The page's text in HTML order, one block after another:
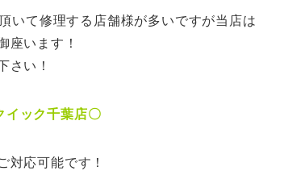
いて修理する店舗様が多いですが当店は
座います！
さい！
ック千葉店〇
対応可能です！